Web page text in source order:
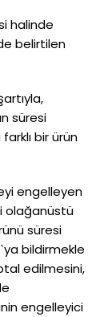
halinde
belirtilen
süresi
bir ürün
engelleyen
olağanüstü
süresi
bildirmekle
edilmesini,
engelleyici